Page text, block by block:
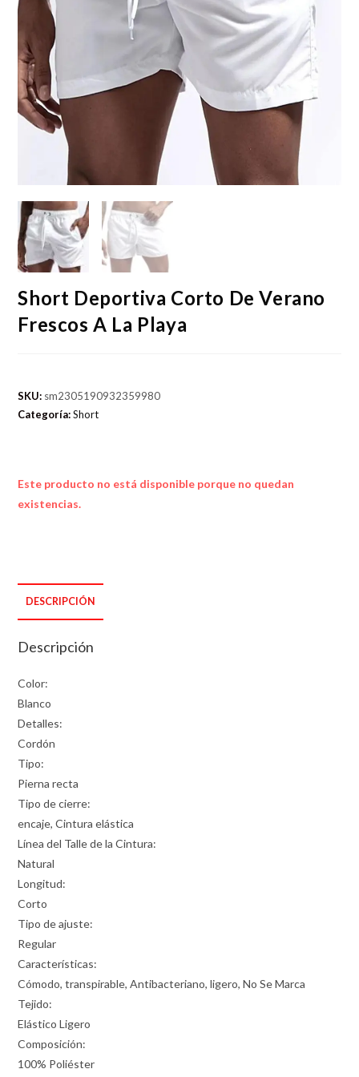
Short Deportiva Corto De Verano
Frescos A La Playa
SKU: sm2305190932359980
Categoría:Short
Este producto no está disponible porque no quedan
existencias.
DESCRIPCIÓN
Descripción
Color:
Blanco
Detalles:
Cordón
Tipo:
Pierna recta
Tipo de cierre:
encaje, Cintura elástica
Línea del Talle de la Cintura:
Natural
Longitud:
Corto
Tipo de ajuste:
Regular
Características:
Cómodo, transpirable, Antibacteriano, ligero, No Se Marca
Tejido:
Elástico Ligero
Composición:
100% Poliéster